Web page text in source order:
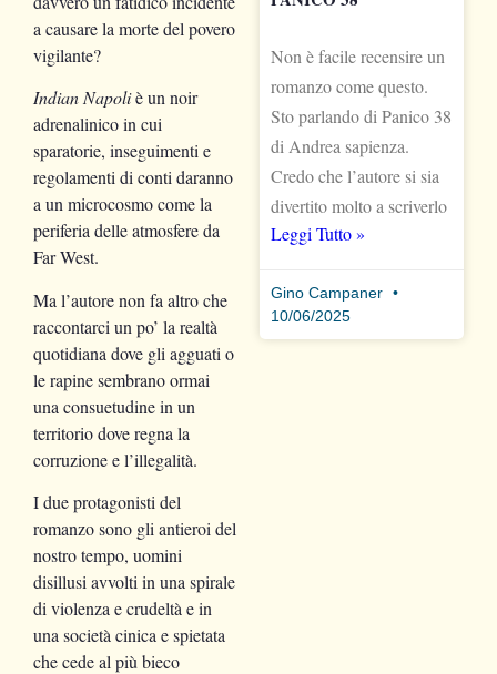
a causare la morte del povero
vigilante?
Indian Napoliè un noir
adrenalinico in cui
sparatorie, inseguimenti e
regolamenti di conti daranno
a un microcosmo come la
periferia delle atmosfere da
Far West.
Ma l’autore non fa altro che
raccontarci un po’ la realtà
quotidiana dove gli agguati o
le rapine sembrano ormai
una consuetudine in un
territorio dove regna la
corruzione e l’illegalità.
I due protagonisti del
romanzo sono gli antieroi del
nostro tempo, uomini
disillusi avvolti in una spirale
di violenza e crudeltà e in
una società cinica e spietata
che cede al più bieco
Non è facile recensire un
romanzo come questo.
Sto parlando di Panico 38
di Andrea sapienza.
Credo che l’autore si sia
divertito molto a scriverlo
Leggi Tutto »
Gino Campaner
10/06/2025